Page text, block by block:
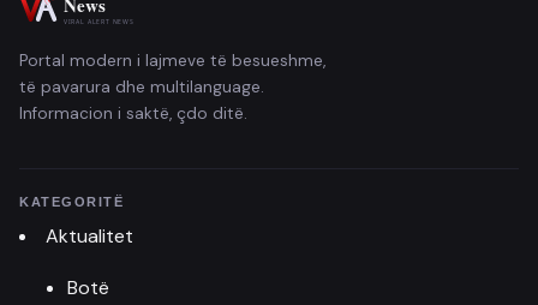
Portal modern i lajmeve të besueshme,
të pavarura dhe multilanguage.
Informacion i saktë, çdo ditë.
KATEGORITË
Aktualitet
Botë